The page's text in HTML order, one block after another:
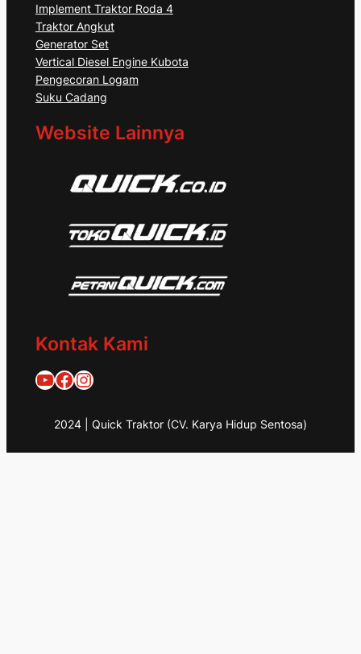
Implement Traktor Roda 4
Traktor Angkut
Generator Set
Vertical Diesel Engine Kubota
Pengecoran Logam
Suku Cadang
Website Lainnya
Kontak Kami
Quick Traktor
Traktor Quick 1953@quicktraktor
2024 | Quick Traktor (CV. Karya Hidup Sentosa)